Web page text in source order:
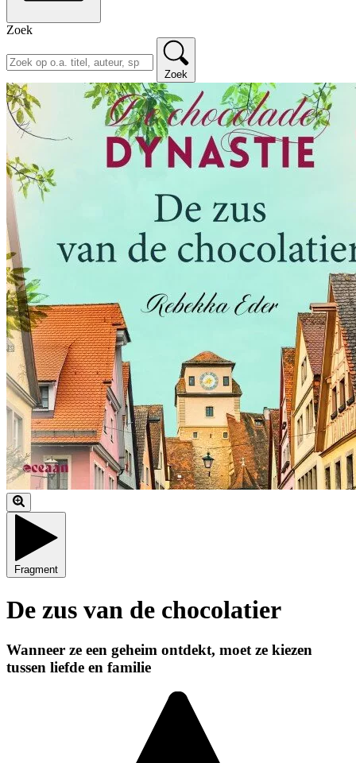
Zoek
Zoek
Fragment
De zus van de chocolatier
Wanneer ze een geheim ontdekt, moet ze kiezen
tussen liefde en familie